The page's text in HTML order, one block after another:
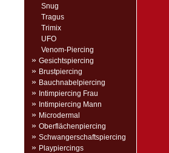
Snug
Tragus
Trimix
UFO
Venom-Piercing
» Gesichtspiercing
» Brustpiercing
» Bauchnabelpiercing
» Intimpiercing Frau
» Intimpiercing Mann
» Microdermal
» Oberflächenpiercing
» Schwangerschaftspiercing
» Playpiercings